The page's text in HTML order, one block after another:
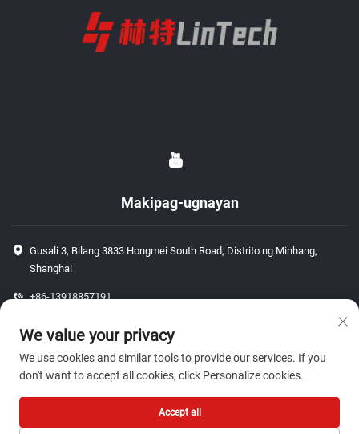
Makipag-ugnayan
Gusali 3, Bilang 3833 Hongmei South Road, Distrito ng Minhang,
Shanghai
+86-13918857191
[email protected]
Copyright © 2026 ShangHai J P Auto Parts Co., Ltd. Lahat ng karapatan ay
Patakaran sa Pagkakapribado
We value your privacy
We use cookies and similar tools to provide our services. If you
don't want to accept all cookies, click Personalize cookies.
Accept all